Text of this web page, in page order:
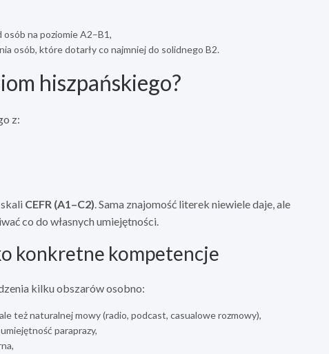
na poziomie A2–B1,
osób, które dotarły co najmniej do solidnego B2.
hiszpańskiego?
z:
CEFR (A1–C2). Sama znajomość literek niewiele daje, ale
co do własnych umiejętności.
konkretne kompetencje
kilku obszarów osobno:
też naturalnej mowy (radio, podcast, casualowe rozmowy),
paraprazy,